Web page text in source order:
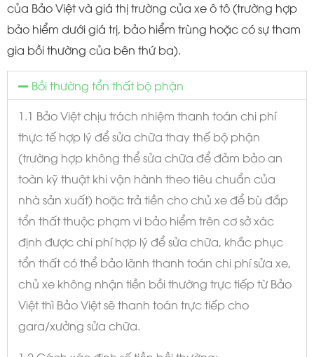
của Bảo Việt và giá thị trường của xe ô tô (trường hợp
bảo hiểm dưới giá trị, bảo hiểm trùng hoặc có sự tham
gia bồi thường của bên thứ ba).
Bồi thường tổn thất bộ phận
1.1 Bảo Việt chịu trách nhiệm thanh toán chi phí
thực tế hợp lý để sửa chữa thay thế bộ phận
(trường hợp không thể sửa chữa để đảm bảo an
toàn kỹ thuật khi vận hành theo tiêu chuẩn của
nhà sản xuất) hoặc trả tiền cho chủ xe để bù đắp
tổn thất thuộc phạm vi bảo hiểm trên cơ sở xác
định được chi phí hợp lý để sửa chữa, khắc phục
tổn thất có thể bảo lãnh thanh toán chi phí sửa xe,
chủ xe không nhận tiền bồi thường trực tiếp từ Bảo
Việt thì Bảo Việt sẽ thanh toán trực tiếp cho
gara/xưởng sửa chữa.